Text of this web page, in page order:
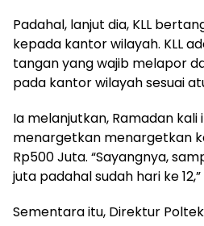
Padahal, lanjut dia, KLL
kepada kantor wilayah. KLL
tangan yang wajib melapor
pada kantor wilayah sesuai
Ia melanjutkan, Ramadan kali
menargetkan menargetkan
Rp500 Juta. “Sayangnya,
juta padahal sudah hari ke 12,”
Sementara itu, Direktur